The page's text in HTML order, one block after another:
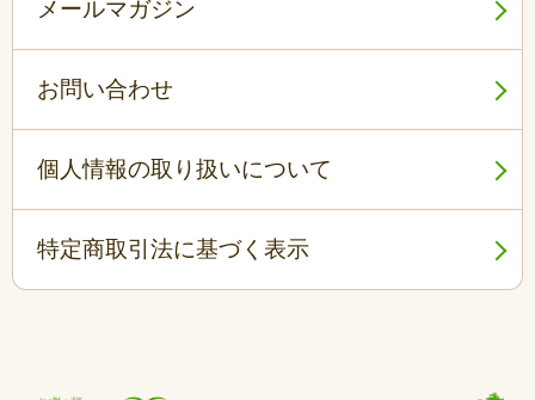
メールマガジン
お問い合わせ
個人情報の取り扱いについて
特定商取引法に基づく表示